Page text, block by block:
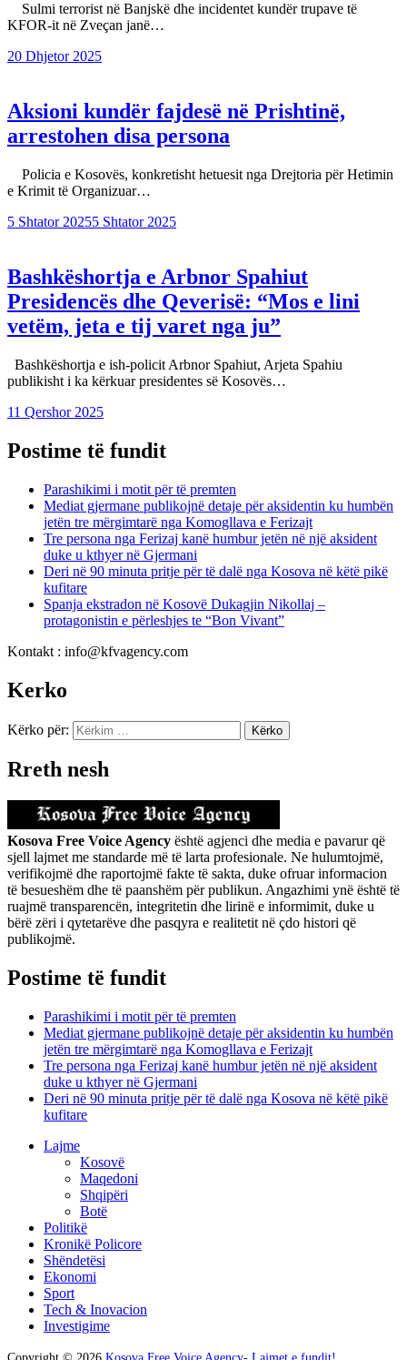
Sulmi terrorist në Banjskë dhe incidentet kundër trupave të
KFOR-it në Zveçan janë…
20 Dhjetor 2025
Aksioni kundër fajdesë në Prishtinë,
arrestohen disa persona
Policia e Kosovës, konkretisht hetuesit nga Drejtoria për Hetimin
e Krimit të Organizuar…
5 Shtator 20255 Shtator 2025
Bashkëshortja e Arbnor Spahiut
Presidencës dhe Qeverisë: “Mos e lini
vetëm, jeta e tij varet nga ju”
Bashkëshortja e ish-policit Arbnor Spahiut, Arjeta Spahiu
publikisht i ka kërkuar presidentes së Kosovës…
11 Qershor 2025
Postime të fundit
Parashikimi i motit për të premten
Mediat gjermane publikojnë detaje për aksidentin ku humbën
jetën tre mërgimtarë nga Komogllava e Ferizajt
Tre persona nga Ferizaj kanë humbur jetën në një aksident
duke u kthyer në Gjermani
Deri në 90 minuta pritje për të dalë nga Kosova në këtë pikë
kufitare
Spanja ekstradon në Kosovë Dukagjin Nikollaj –
protagonistin e përleshjes te “Bon Vivant”
Kontakt : info@kfvagency.com
Kerko
Kërko për:
Rreth nesh
Kosova Free Voice Agency është agjenci dhe media e pavarur që
sjell lajmet me standarde më të larta profesionale. Ne hulumtojmë,
verifikojmë dhe raportojmë fakte të sakta, duke ofruar informacion
të besueshëm dhe të paanshëm për publikun. Angazhimi ynë është të
ruajmë transparencën, integritetin dhe lirinë e informimit, duke u
bërë zëri i qytetarëve dhe pasqyra e realitetit në çdo histori që
publikojmë.
Postime të fundit
Parashikimi i motit për të premten
Mediat gjermane publikojnë detaje për aksidentin ku humbën
jetën tre mërgimtarë nga Komogllava e Ferizajt
Tre persona nga Ferizaj kanë humbur jetën në një aksident
duke u kthyer në Gjermani
Deri në 90 minuta pritje për të dalë nga Kosova në këtë pikë
kufitare
Lajme
Kosovë
Maqedoni
Shqipëri
Botë
Politikë
Kronikë Policore
Shëndetësi
Ekonomi
Sport
Tech & Inovacion
Investigime